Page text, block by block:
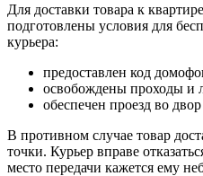
Для доставки товара к
подготовлены условия для
курьера:
предоставлен код
освобождены проходы и
обеспечен проезд во
В противном случае товар
точки. Курьер вправе
место передачи кажется ему